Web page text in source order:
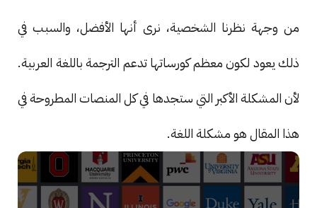
من وجهة نظرنا الشخصية، نرى أنها الأفضل، والسبب في
ذلك يعود لكون معظم كورساتها تدعم الترجمة باللغة العربية.
لأن المشكلة الأكبر التي ستجدها في كل المنصات المطروحة في
هذا المقال هو مشكلة اللغة.